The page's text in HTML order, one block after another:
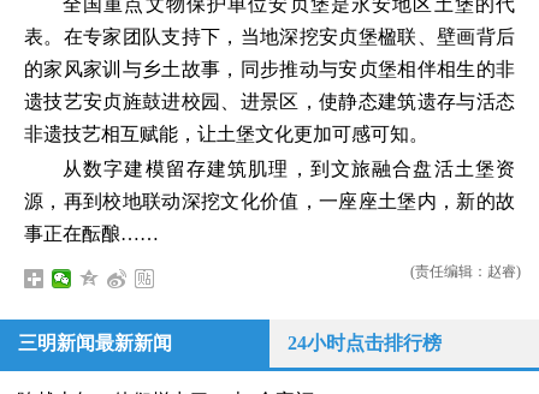
全国重点文物保护单位安贞堡是永安地区土堡的代
表。在专家团队支持下，当地深挖安贞堡楹联、壁画背后
的家风家训与乡土故事，同步推动与安贞堡相伴相生的非
遗技艺安贞旌鼓进校园、进景区，使静态建筑遗存与活态
非遗技艺相互赋能，让土堡文化更加可感可知。
从数字建模留存建筑肌理，到文旅融合盘活土堡资
源，再到校地联动深挖文化价值，一座座土堡内，新的故
事正在酝酿……
(责任编辑：赵睿)
三明新闻最新新闻 24小时点击排行榜